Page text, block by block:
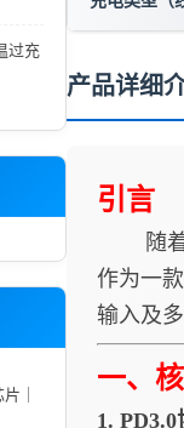
过充
｜
产品详细
引言
随着快
作为一
输入及
一、
1.